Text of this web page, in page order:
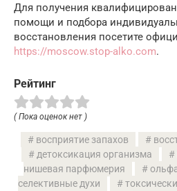
Для получения
помощи и подбора
восстановления посетите
https://moscow.stop-alko.com.
Рейтинг
( Пока оценок нет )
восприятие запахов
детоксикация организма
нишевая парфюмерия
селективные духи